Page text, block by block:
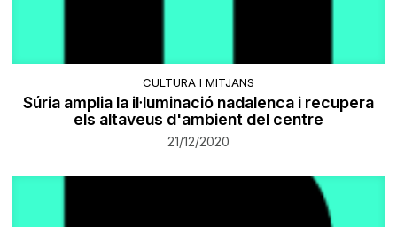
CULTURA I MITJANS
Súria amplia la il·luminació nadalenca i recupera
els altaveus d'ambient del centre
21/12/2020